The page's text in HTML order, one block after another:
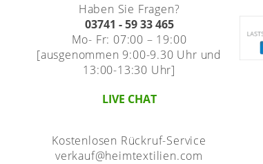
Haben Sie Fragen?
03741 - 59 33 465
Mo- Fr: 07:00 – 19:00
[ausgenommen 9:00-9.30 Uhr und
13:00-13:30 Uhr]
LIVE CHAT
Kostenlosen Rückruf-Service
verkauf@heimtextilien.com